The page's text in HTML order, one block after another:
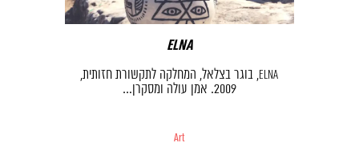
ELNA
ELNA, בוגר בצלאל, המחלקה לתקשורת חזותית,
2009. אמן עולה ומסקרן…
Art